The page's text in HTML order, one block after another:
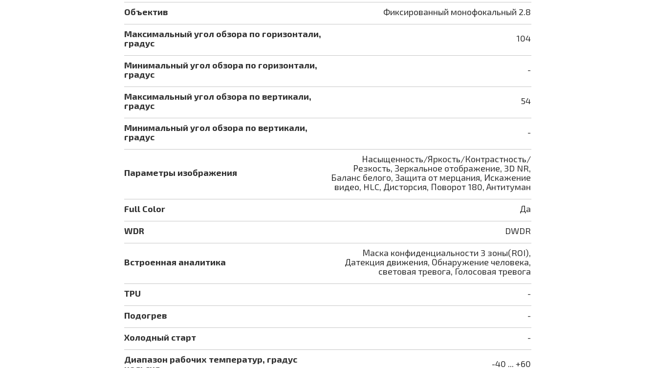
Объектив Фиксированный монофокальный 2.8
Максимальный угол обзора по горизонтали,
градус
104
Минимальный угол обзора по горизонтали,
градус
-
Максимальный угол обзора по вертикали,
градус
54
Минимальный угол обзора по вертикали,
градус
-
Параметры изображения
Насыщенность/Яркость/Контрастность/
Резкость, Зеркальное отображение, 3D NR,
Баланс белого, Защита от мерцания, Искажение
видео, HLC, Дисторсия, Поворот 180, Антитуман
Full Color Да
WDR DWDR
Встроенная аналитика
Маска конфиденциальности 3 зоны(ROI),
Датекция движения, Обнаружение человека,
световая тревога, Голосовая тревога
TPU -
Подогрев -
Холодный старт -
Диапазон рабочих температур, градус
-40 ... +60